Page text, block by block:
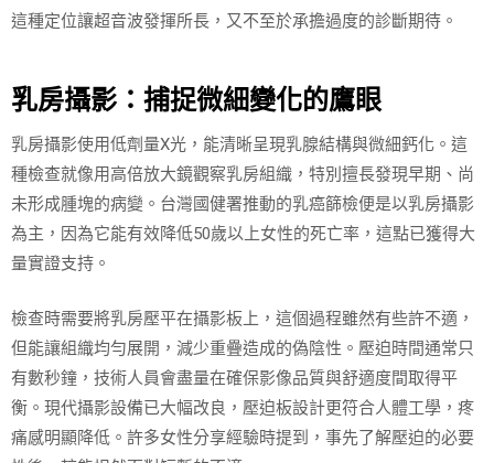
這種定位讓超音波發揮所長，又不至於承擔過度的診斷期待。
乳房攝影：捕捉微細變化的鷹眼
乳房攝影使用低劑量X光，能清晰呈現乳腺結構與微細鈣化。這
種檢查就像用高倍放大鏡觀察乳房組織，特別擅長發現早期、尚
未形成腫塊的病變。台灣國健署推動的乳癌篩檢便是以乳房攝影
為主，因為它能有效降低50歲以上女性的死亡率，這點已獲得大
量實證支持。
檢查時需要將乳房壓平在攝影板上，這個過程雖然有些許不適，
但能讓組織均勻展開，減少重疊造成的偽陰性。壓迫時間通常只
有數秒鐘，技術人員會盡量在確保影像品質與舒適度間取得平
衡。現代攝影設備已大幅改良，壓迫板設計更符合人體工學，疼
痛感明顯降低。許多女性分享經驗時提到，事先了解壓迫的必要